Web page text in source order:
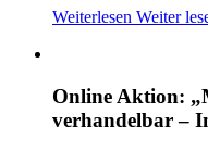
Weiterlesen Weiter
Online Aktion:
verhandelbar –